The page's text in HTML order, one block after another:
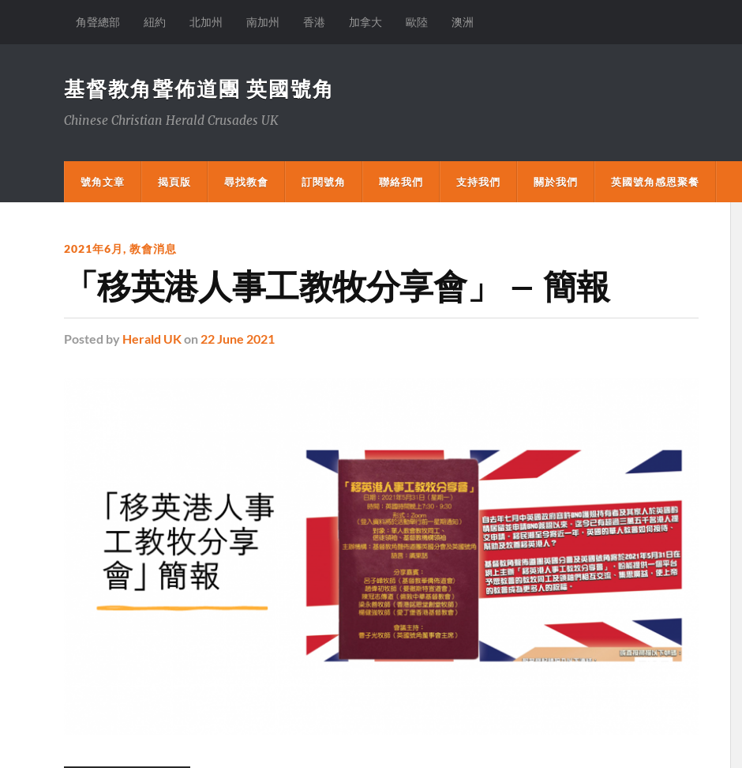
角聲總部 紐約 北加州 南加州 香港 加拿大 歐陸 澳洲
基督教角聲佈道團 英國號角
Chinese Christian Herald Crusades UK
號角文章 揭頁版 尋找教會 訂閱號角 聯絡我們 支持我們 關於我們 英國號角感恩聚餐
2021年6月, 教會消息
「移英港人事工教牧分享會」 – 簡報
Posted by Herald UKon 22 June 2021